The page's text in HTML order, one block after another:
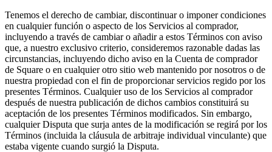
Tenemos el derecho de cambiar, discontinuar o imponer condiciones
en cualquier función o aspecto de los Servicios al comprador,
incluyendo a través de cambiar o añadir a estos Términos con aviso
que, a nuestro exclusivo criterio, consideremos razonable dadas las
circunstancias, incluyendo dicho aviso en la Cuenta de comprador
de Square o en cualquier otro sitio web mantenido por nosotros o de
nuestra propiedad con el fin de proporcionar servicios regido por los
presentes Términos. Cualquier uso de los Servicios al comprador
después de nuestra publicación de dichos cambios constituirá su
aceptación de los presentes Términos modificados. Sin embargo,
cualquier Disputa que surja antes de la modificación se regirá por los
Términos (incluida la cláusula de arbitraje individual vinculante) que
estaba vigente cuando surgió la Disputa.